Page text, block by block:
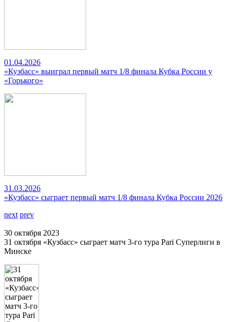
01.04.2026
«Кузбасс» выиграл первый матч 1/8 финала Кубка России у
«Горького»
31.03.2026
«Кузбасс» сыграет первый матч 1/8 финала Кубка России 2026
next prev
30 октября 2023
31 октября «Кузбасс» сыграет матч 3-го тура Pari Суперлиги в
Минске